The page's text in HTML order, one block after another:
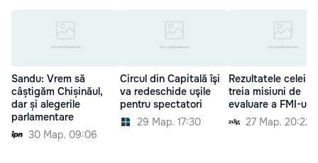
Sandu: Vrem să
câștigăm Chișinăul,
dar și alegerile
parlamentare
30 Мар. 09:06
Circul din Capitală îşi
va redeschide uşile
pentru spectatori
29 Мар. 17:30
Rezultatele celei
treia misiuni de
evaluare a FMI-ului
27 Мар. 20:22